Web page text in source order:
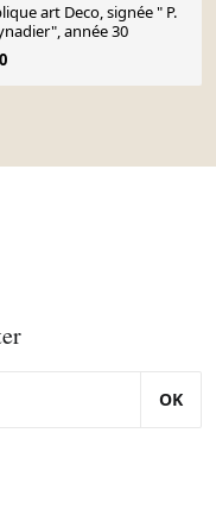
art Deco, signée " P.
année 30
OK